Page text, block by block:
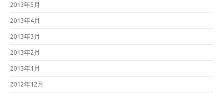
2013年5月
2013年4月
2013年3月
2013年2月
2013年1月
2012年12月